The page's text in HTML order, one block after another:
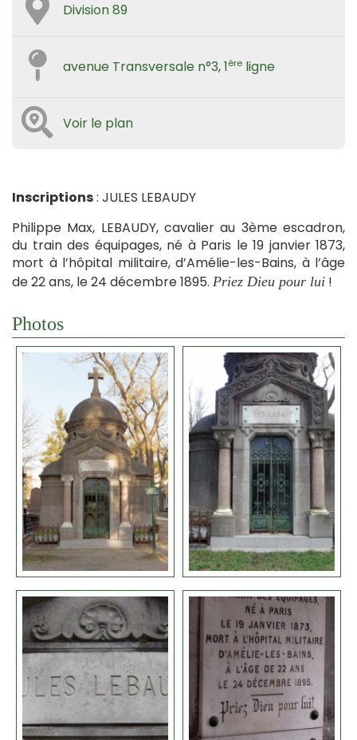
Division 89
avenue Transversale n°3, 1ère ligne
Voir le plan
Inscriptions: JULES LEBAUDY
Philippe Max, LEBAUDY, cavalier au 3ème escadron,
du train des équipages, né à Paris le 19 janvier 1873,
mort à l’hôpital militaire, d’Amélie-les-Bains, à l’âge
de 22 ans, le 24 décembre 1895. Priez Dieu pour lui !
Photos